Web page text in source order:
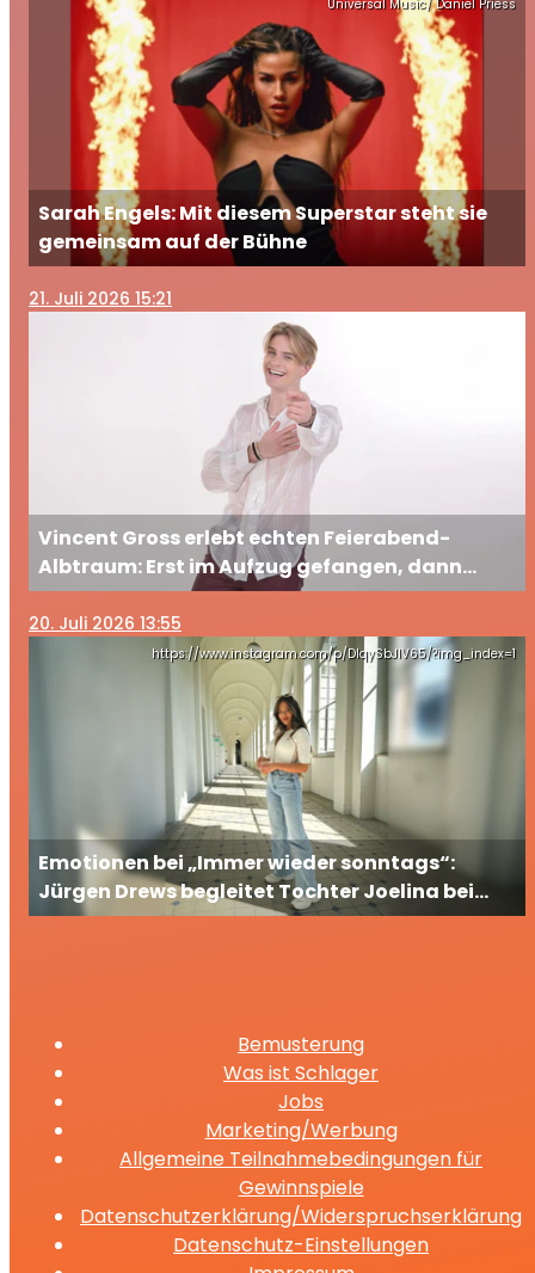
Universal Music/ Daniel Priess
Sarah Engels: Mit diesem Superstar steht sie
gemeinsam auf der Bühne
21. Juli 2026 15:21
Vincent Gross erlebt echten Feierabend-
Albtraum: Erst im Aufzug gefangen, dann
ausgesperrt
20. Juli 2026 13:55
https://www.instagram.com/p/DIqySbJIV65/?img_index=1
Emotionen bei „Immer wieder sonntags“:
Jürgen Drews begleitet Tochter Joelina bei
ihrem großen TV-Auftritt
Bemusterung
Was ist Schlager
Jobs
Marketing/Werbung
Allgemeine Teilnahmebedingungen für
Gewinnspiele
Datenschutzerklärung/Widerspruchserklärung
Datenschutz-Einstellungen